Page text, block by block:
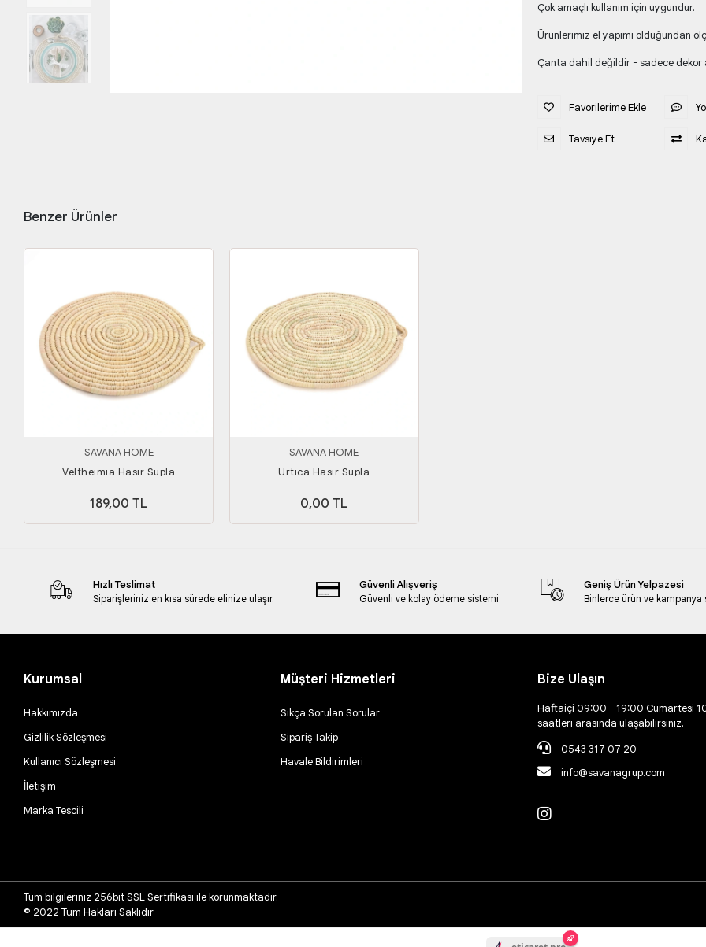
Çok amaçlı kullanım için uygundur.
Ürünlerimiz el yapımı olduğundan
Çanta dahil değildir - sadece dekor
Favorilerime Ekle
Tavsiye Et
Benzer Ürünler
SAVANA HOME
Veltheimia Hasır Supla
189,00 TL
SAVANA HOME
Urtica Hasır Supla
0,00 TL
Hızlı Teslimat
Siparişleriniz en kısa sürede elinize ulaşır.
Güvenli Alışveriş
Güvenli ve kolay ödeme sistemi
Geniş Ürün Yelpazesi
Binlerce ürün ve kampanya
Kurumsal
Hakkımızda
Gizlilik Sözleşmesi
Kullanıcı Sözleşmesi
İletişim
Marka Tescili
Müşteri Hizmetleri
Sıkça Sorulan Sorular
Sipariş Takip
Havale Bildirimleri
Bize Ulaşın
Haftaiçi 09:00 - 19:00 Cumartesi
saatleri arasında ulaşabilirsiniz.
0543 317 07 20
info@savanagrup.com
Tüm bilgileriniz 256bit SSL Sertifikası ile korunmaktadır.
© 2022Tüm Hakları Saklıdır